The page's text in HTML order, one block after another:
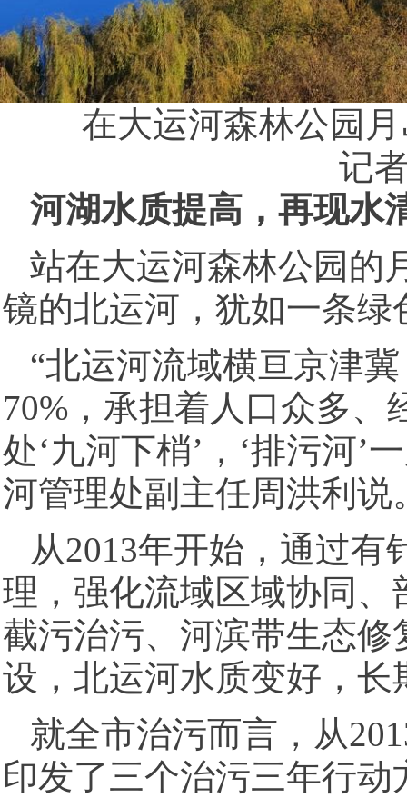
在大运河森林公园月
记
河湖水质提高，再现水
站在大运河森林公园的
镜的北运河，犹如一条绿
“北运河流域横亘京津
70%，承担着人口众多
处‘九河下梢’，‘排污河’
河管理处副主任周洪利说
从2013年开始，通过
理，强化流域区域协同
截污治污、河滨带生态
设，北运河水质变好，
就全市治污而言，从
印发了三个治污三年行